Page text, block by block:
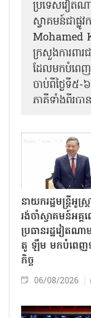
ប្រទេសវៀតណ
ស្វាគមន៍ជាផ្
Mohamed
ក្រសួងការពា
ដែលមកបំពេញ
ចាប់ពីថ្ងៃទី៥
ភាគីទាំងពីរបា
នាយករដ្ឋមន្ត្រីអូស្
រង់ចាំស្វាគមន៍អគ្គ
ប្រធានរដ្ឋវៀតណ
តូ ឡឹម មកបំពេញ
កិច្ច
06/08/2026